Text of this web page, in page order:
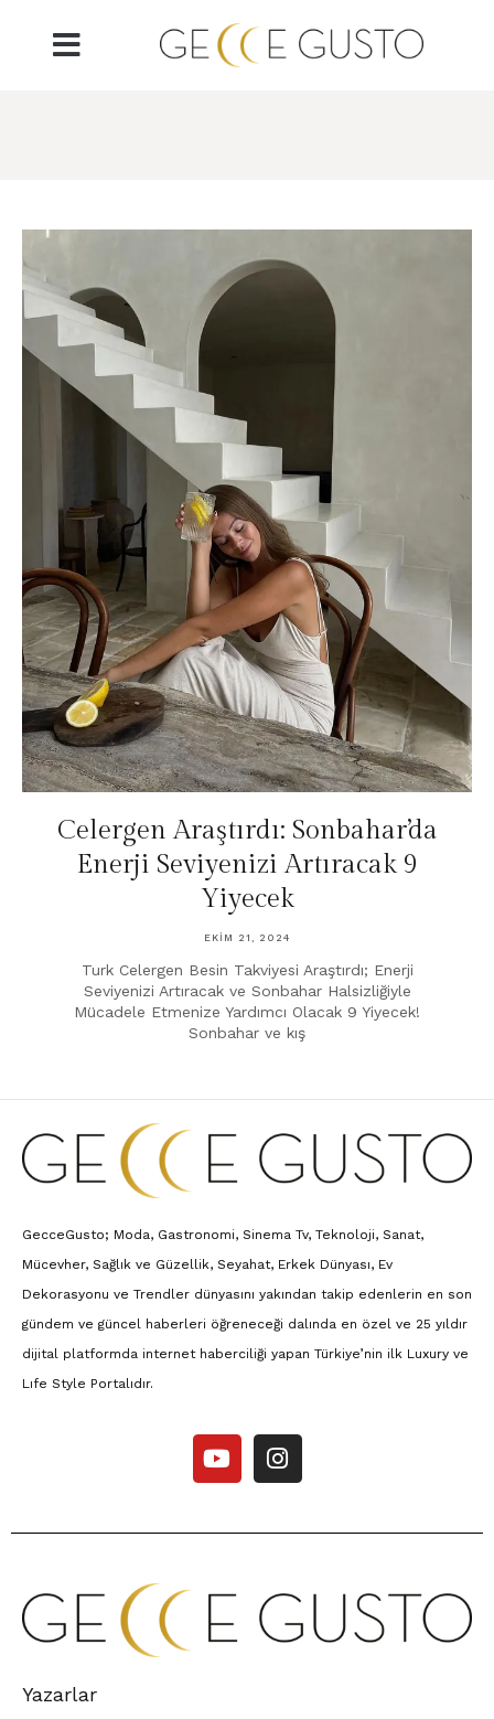
Celergen Araştırdı: Sonbahar’da
Enerji Seviyenizi Artıracak 9
Yiyecek
EKIM 21, 2024
Turk Celergen Besin Takviyesi Araştırdı; Enerji
Seviyenizi Artıracak ve Sonbahar Halsizliğiyle
Mücadele Etmenize Yardımcı Olacak 9 Yiyecek!
Sonbahar ve kış
GecceGusto; Moda, Gastronomi, Sinema Tv, Teknoloji, Sanat,
Mücevher, Sağlık ve Güzellik, Seyahat, Erkek Dünyası, Ev
Dekorasyonu ve Trendler dünyasını yakından takip edenlerin en son
gündem ve güncel haberleri öğreneceği dalında en özel ve 25 yıldır
dijital platformda internet haberciliği yapan Türkiye’nin ilk Luxury ve
Lıfe Style Portalıdır.
Yazarlar